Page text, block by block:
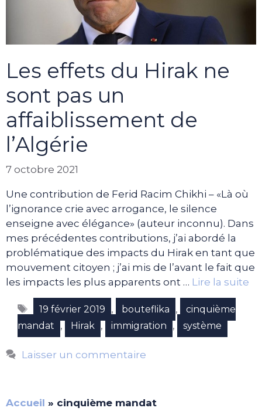
Les effets du Hirak ne
sont pas un
affaiblissement de
l’Algérie
7 octobre 2021
Une contribution de Ferid Racim Chikhi – «Là où
l’ignorance crie avec arrogance, le silence
enseigne avec élégance» (auteur inconnu). Dans
mes précédentes contributions, j’ai abordé la
problématique des impacts du Hirak en tant que
mouvement citoyen ; j’ai mis de l’avant le fait que
les impacts les plus apparents ont … Lire la suite
Étiquettes
19 février 2019 , bouteflika ,
cinquième
mandat
, Hirak , immigration , système
Laisser un commentaire
Accueil » cinquième mandat